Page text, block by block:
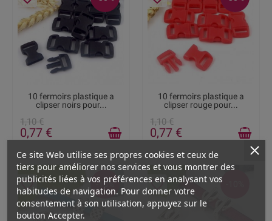
DISPONIBLE
10 fermoirs plastique a
clipser noirs pour...
1,10 €
0,77 €
DISPONIBLE
10 fermoirs plastique a
clipser rouge pour...
1,10 €
0,77 €
-10%
favorite_border favorite_border
Ce site Web utilise ses propres cookies et ceux de
tiers pour améliorer nos services et vous montrer des
publicités liées à vos préférences en analysant vos
habitudes de navigation. Pour donner votre
consentement à son utilisation, appuyez sur le
bouton Accepter.